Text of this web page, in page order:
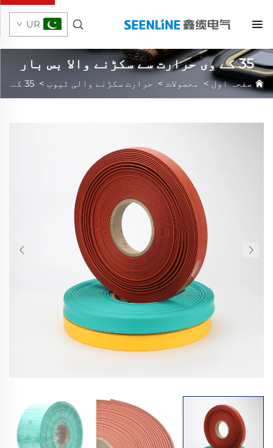
UR
35 کے وی حرارت سے سکڑنے والا بس بار
سلیوو
صفحہ اول> محصولات > حرارت سکڑنے والی ٹیوب > 35 کے وی حرارت سے سکڑنے والا بس بار سلیوو